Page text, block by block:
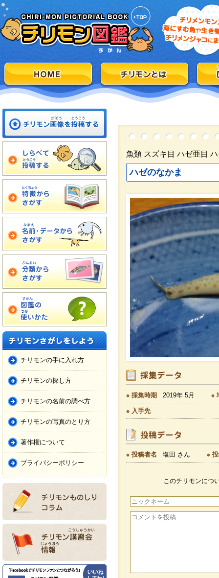
チリモンの手に入れ方
チリモンの探し方
チリモンの名前の調べ方
チリモンの写真のとり方
著作権について
プライバシーポリシー
魚類 スズキ目 ハゼ亜目
ハゼのなかま
採集時期 2019年 5月
入手先
投稿者名 塩田 さん
このチリモンにつ